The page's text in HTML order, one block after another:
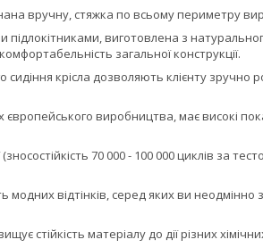
вручну, стяжка по всьому периметру
підлокітниками, виготовлена з
загальної конструкції.
крісла дозволяють клієнту зручно
виробництва, має високі
70 000 - 100 000 циклів за
модних відтінків, серед яких ви
стійкість матеріалу до дії різних